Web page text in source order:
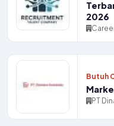
2026
Butuh
PT